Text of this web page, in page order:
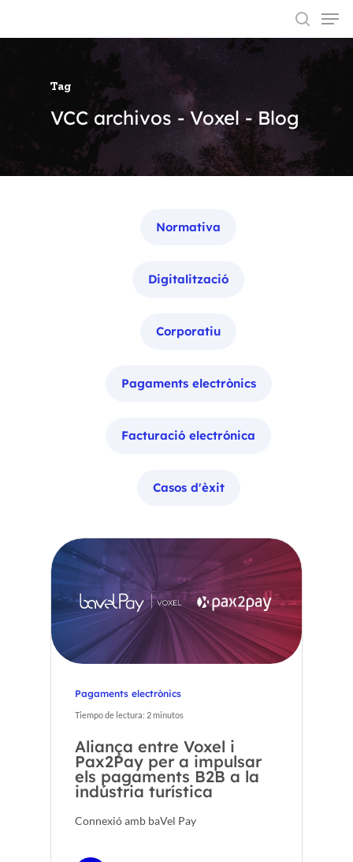
Hit enter to search or ESC to close
Tag
VCC archivos - Voxel - Blog
Normativa
Digitalització
Corporatiu
Pagaments electrònics
Facturació electrónica
Casos d'èxit
Pagaments electrònics
Tiempo de lectura: 2minutos
Aliança entre Voxel i
Pax2Pay per a impulsar
els pagaments B2B a la
indústria turística
Connexió amb baVel Pay